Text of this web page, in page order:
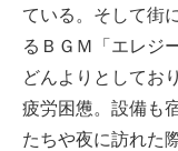
ている。そして街
るＢＧＭ「エレジ
どんよりとしてお
疲労困憊。設備も
たちや夜に訪れた